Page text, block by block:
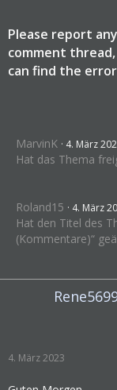
Please report
comment
can find the
MarvinK 4. März
Hat das Thema
Roland15 4. März
Hat den Titel des
(Kommentare)“
4. März 2023